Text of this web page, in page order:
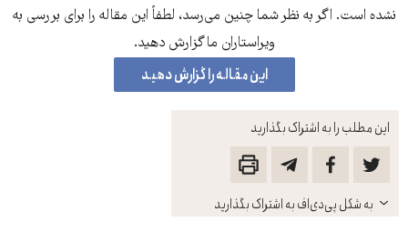
این مطلب را به اشتراک بگذارید
باز
کنید
به شکل پی‌دی‌اف به اشتراک بگذارید
نشده است. اگر به نظر شما چنین می‌رسد، لطفاً این مقاله را برای بررسی به
ویراستاران ما گزارش دهید.
این مقاله را گزارش دهید